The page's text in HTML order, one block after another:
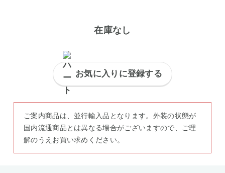
在庫なし
お気に入りに登録する
ご案内商品は、並行輸入品となります。外装の状態が
国内流通商品とは異なる場合がございますので、ご理
解のうえお買い求めください。